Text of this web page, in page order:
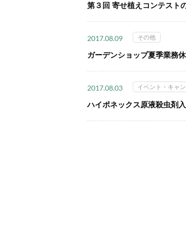
第３回 寄せ植えコンテスト
2017.08.09 その他
ガーデンショップ夏季業務
2017.08.03 イベント・キャ
ハイポネックス原液殺虫剤